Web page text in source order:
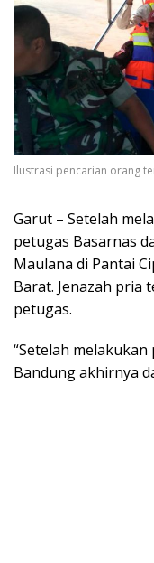
Ilustrasi pencarian orang
Garut – Setelah
petugas Basarnas
Maulana di Pantai
Barat. Jenazah pria
petugas.
“Setelah melakukan
Bandung akhirnya